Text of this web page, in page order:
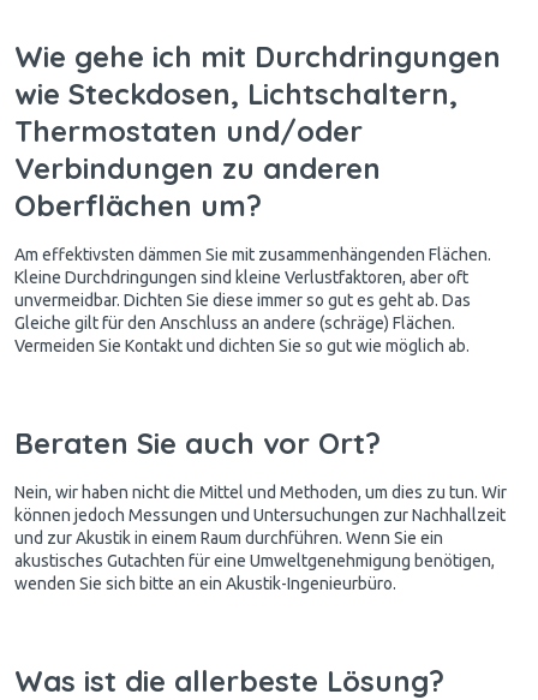
Wie gehe ich mit Durchdringungen
wie Steckdosen, Lichtschaltern,
Thermostaten und/oder
Verbindungen zu anderen
Oberflächen um?
Am effektivsten dämmen Sie mit zusammenhängenden Flächen.
Kleine Durchdringungen sind kleine Verlustfaktoren, aber oft
unvermeidbar. Dichten Sie diese immer so gut es geht ab. Das
Gleiche gilt für den Anschluss an andere (schräge) Flächen.
Vermeiden Sie Kontakt und dichten Sie so gut wie möglich ab.
Beraten Sie auch vor Ort?
Nein, wir haben nicht die Mittel und Methoden, um dies zu tun. Wir
können jedoch Messungen und Untersuchungen zur Nachhallzeit
und zur Akustik in einem Raum durchführen. Wenn Sie ein
akustisches Gutachten für eine Umweltgenehmigung benötigen,
wenden Sie sich bitte an ein Akustik-Ingenieurbüro.
Was ist die allerbeste Lösung?